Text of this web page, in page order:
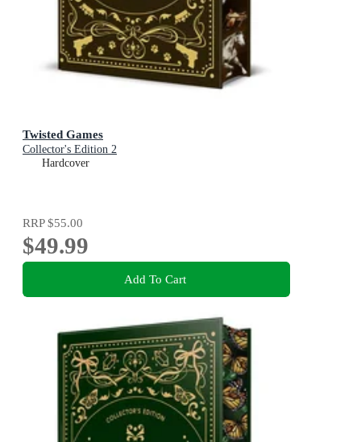
Twisted Games
Collector's Edition 2
Hardcover
RRP$55.00
$49.99
Add To Cart